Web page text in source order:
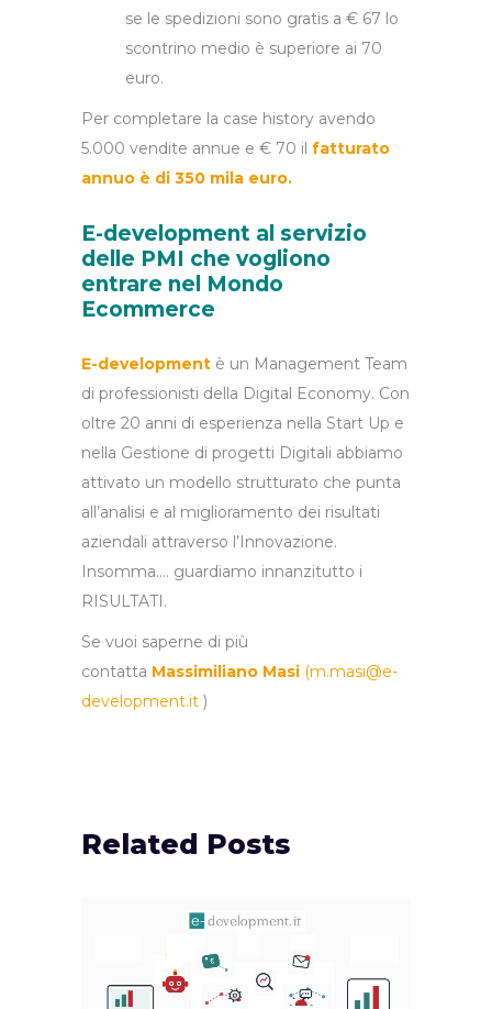
se le spedizioni sono gratis a € 67 lo
scontrino medio è superiore ai 70
euro.
Per completare la case history avendo
5.000 vendite annue e € 70 il fatturato
annuo è di 350 mila euro.
E-development al servizio
delle PMI che vogliono
entrare nel Mondo
Ecommerce
E-development è un Management Team
di professionisti della Digital Economy. Con
oltre 20 anni di esperienza nella Start Up e
nella Gestione di progetti Digitali abbiamo
attivato un modello strutturato che punta
all’analisi e al miglioramento dei risultati
aziendali attraverso l’Innovazione.
Insomma…. guardiamo innanzitutto i
RISULTATI.
Se vuoi saperne di più
contatta Massimiliano Masi (m.masi@e-
development.it )
Related Posts